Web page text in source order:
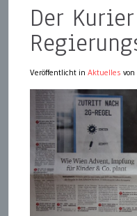
Der
Veröffentlicht in Aktuelles